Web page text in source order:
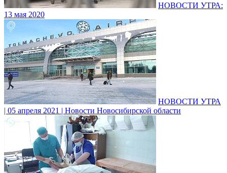
НОВОСТИ УТРА:
13 мая 2020
НОВОСТИ УТРА
| 05 апреля 2021 | Новости Новосибирской области